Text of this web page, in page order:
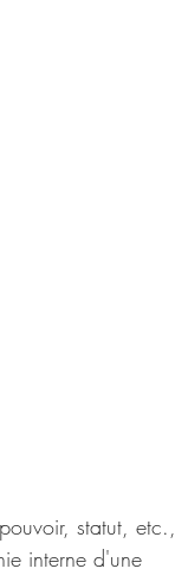
statut, etc.,
interne d'une